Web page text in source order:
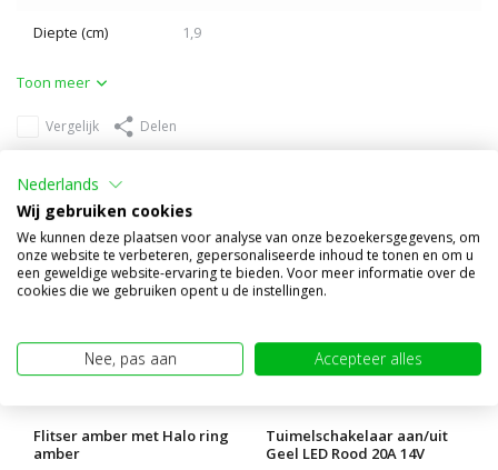
Diepte (cm) 1,9
Toon meer
Vergelijk Delen
Anderen kochten ook
Flitser amber met Halo ring
amber
Tuimelschakelaar aan/uit
Geel LED Rood 20A 14V
Nederlands
Wij gebruiken cookies
We kunnen deze plaatsen voor analyse van onze bezoekersgegevens, om
onze website te verbeteren, gepersonaliseerde inhoud te tonen en om u
een geweldige website-ervaring te bieden. Voor meer informatie over de
cookies die we gebruiken opent u de instellingen.
Nee, pas aan Accepteer alles